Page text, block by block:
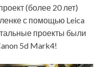
(более 20 лет)
с помощью Leica
проекты были
5d Mark4!